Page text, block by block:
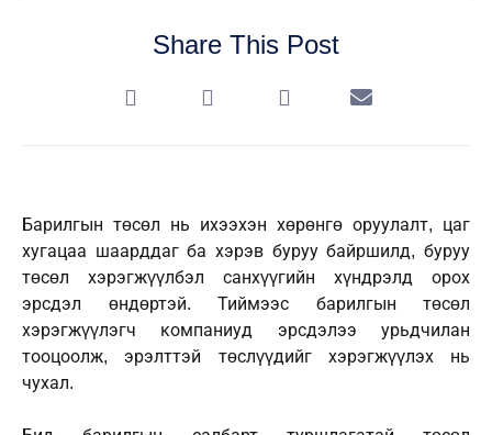
Share This Post
Барилгын төсөл нь ихээхэн хөрөнгө оруулалт, цаг
хугацаа шаарддаг ба хэрэв буруу байршилд, буруу
төсөл хэрэгжүүлбэл санхүүгийн хүндрэлд орох
эрсдэл өндөртэй. Тиймээс барилгын төсөл
хэрэгжүүлэгч компаниуд эрсдэлээ урьдчилан
тооцоолж, эрэлттэй төслүүдийг хэрэгжүүлэх нь
чухал.